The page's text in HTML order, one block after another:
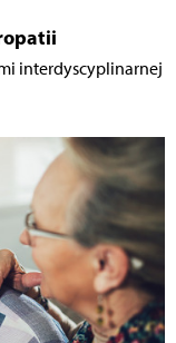
interdyscyplinarnej